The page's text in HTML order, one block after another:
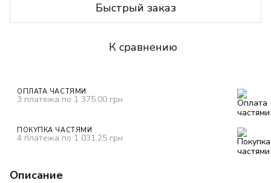
Быстрый заказ
К сравнению
ОПЛАТА ЧАСТЯМИ
3 платежа по 1 375.00 грн
ПОКУПКА ЧАСТЯМИ
4 платежа по 1 031.25 грн
Описание